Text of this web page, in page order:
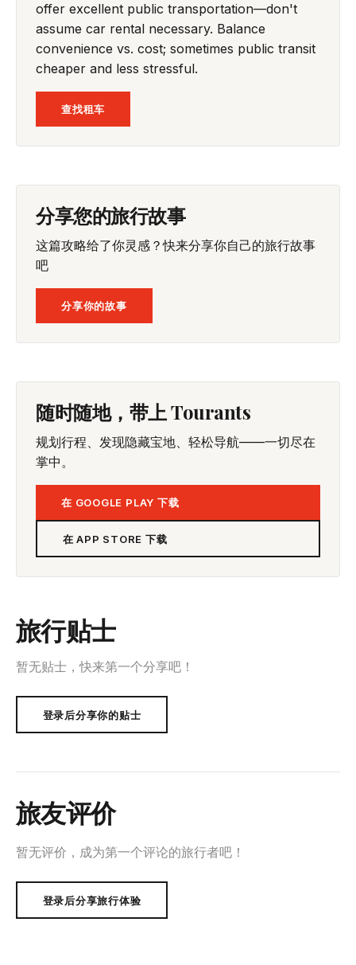
offer excellent public transportation—don't
assume car rental necessary. Balance
convenience vs. cost; sometimes public transit
cheaper and less stressful.
查找租车
分享您的旅行故事
这篇攻略给了你灵感？快来分享你自己的旅行故事
吧
分享你的故事
随时随地，带上 Tourants
规划行程、发现隐藏宝地、轻松导航——一切尽在
掌中。
在 GOOGLE PLAY 下载
在 APP STORE 下载
旅行贴士
暂无贴士，快来第一个分享吧！
登录后分享你的贴士
旅友评价
暂无评价，成为第一个评论的旅行者吧！
登录后分享旅行体验